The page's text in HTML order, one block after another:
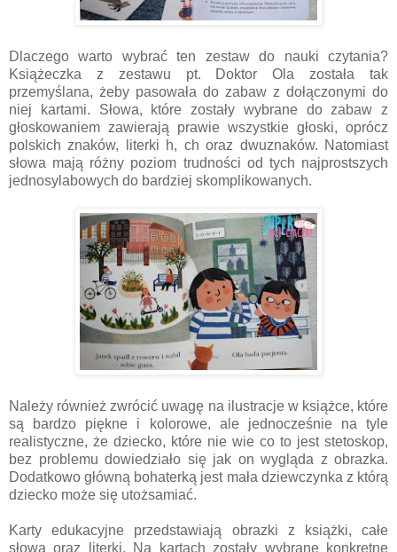
Dlaczego warto wybrać ten zestaw do nauki czytania?
Książeczka z zestawu pt. Doktor Ola została tak
przemyślana, żeby pasowała do zabaw z dołączonymi do
niej kartami. Słowa, które zostały wybrane do zabaw z
głoskowaniem zawierają prawie wszystkie głoski, oprócz
polskich znaków, literki h, ch oraz dwuznaków. Natomiast
słowa mają różny poziom trudności od tych najprostszych
jednosylabowych do bardziej skomplikowanych.
Należy również zwrócić uwagę na ilustracje w książce, które
są bardzo piękne i kolorowe, ale jednocześnie na tyle
realistyczne, że dziecko, które nie wie co to jest stetoskop,
bez problemu dowiedziało się jak on wygląda z obrazka.
Dodatkowo główną bohaterką jest mała dziewczynka z którą
dziecko może się utożsamiać.
Karty edukacyjne przedstawiają obrazki z książki, całe
słowa oraz literki. Na kartach zostały wybrane konkretne